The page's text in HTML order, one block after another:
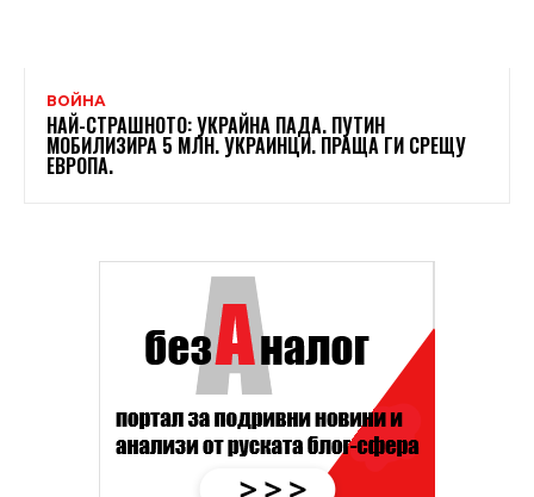
ВОЙНА
НАЙ-СТРАШНОТО: УКРАЙНА ПАДА. ПУТИН
МОБИЛИЗИРА 5 МЛН. УКРАИНЦИ. ПРАЩА ГИ СРЕЩУ
ЕВРОПА.